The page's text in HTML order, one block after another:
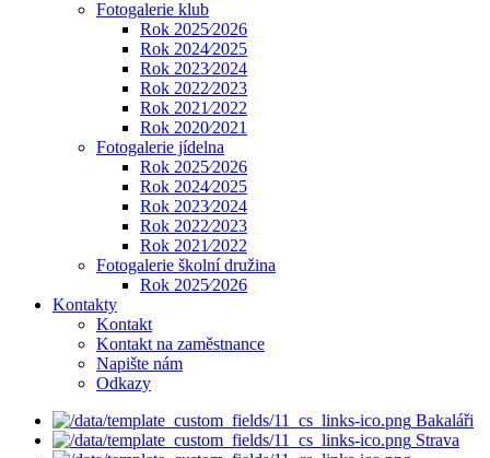
Fotogalerie klub
Rok 2025⁄2026
Rok 2024⁄2025
Rok 2023⁄2024
Rok 2022⁄2023
Rok 2021⁄2022
Rok 2020⁄2021
Fotogalerie jídelna
Rok 2025⁄2026
Rok 2024⁄2025
Rok 2023⁄2024
Rok 2022⁄2023
Rok 2021⁄2022
Fotogalerie školní družina
Rok 2025⁄2026
Kontakty
Kontakt
Kontakt na zaměstnance
Napište nám
Odkazy
Bakaláři
Strava